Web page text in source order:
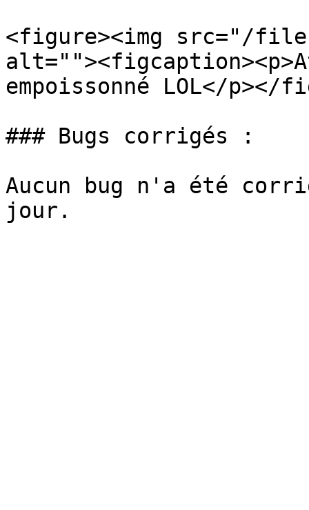
<figure><img src="/files/
empoissonné LOL</
### Bugs corrigés :
Aucun bug n'a été